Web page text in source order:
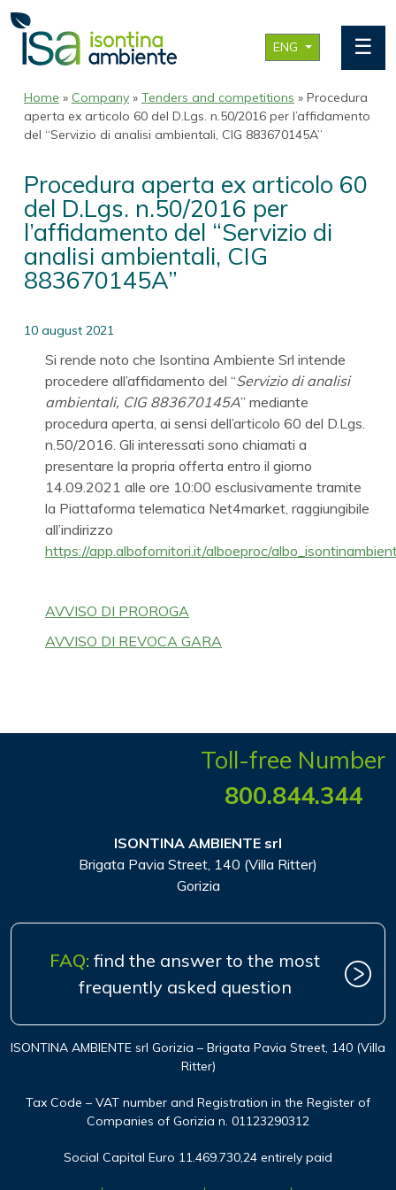
ENG ☰
Home » Company » Tenders and competitions » Procedura
aperta ex articolo 60 del D.Lgs. n.50/2016 per l’affidamento
del “Servizio di analisi ambientali, CIG 883670145A”
Procedura aperta ex articolo 60
del D.Lgs. n.50/2016 per
l’affidamento del “Servizio di
analisi ambientali, CIG
883670145A”
10 august 2021
Si rende noto che Isontina Ambiente Srl intende
procedere all’affidamento del “Servizio di analisi
ambientali, CIG 883670145A” mediante
procedura aperta, ai sensi dell’articolo 60 del D.Lgs.
n.50/2016. Gli interessati sono chiamati a
presentare la propria offerta entro il giorno
14.09.2021 alle ore 10:00 esclusivamente tramite
la Piattaforma telematica Net4market, raggiungibile
all’indirizzo
https://app.albofornitori.it/alboeproc/
AVVISO DI PROROGA
AVVISO DI REVOCA GARA
Toll-free Number
800.844.344
ISONTINA AMBIENTE srl
Brigata Pavia Street, 140 (Villa Ritter)
Gorizia
FAQ: find the answer to the most
frequently asked question
ISONTINA AMBIENTE srl Gorizia – Brigata Pavia Street, 140 (Villa
Ritter)
Tax Code – VAT number and Registration in the Register of
Companies of Gorizia n. 01123290312
Social Capital Euro 11.469.730,24 entirely paid